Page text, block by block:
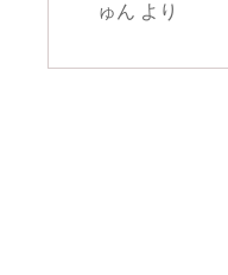
ゅん より